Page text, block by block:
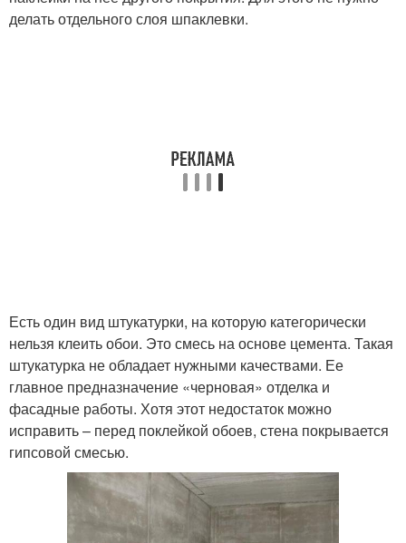
делать отдельного слоя шпаклевки.
Есть один вид штукатурки, на которую категорически
нельзя клеить обои. Это смесь на основе цемента. Такая
штукатурка не обладает нужными качествами. Ее
главное предназначение «черновая» отделка и
фасадные работы. Хотя этот недостаток можно
исправить – перед поклейкой обоев, стена покрывается
гипсовой смесью.